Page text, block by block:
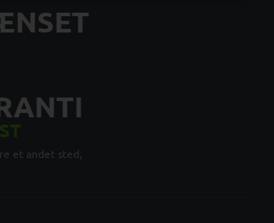
et andet sted,